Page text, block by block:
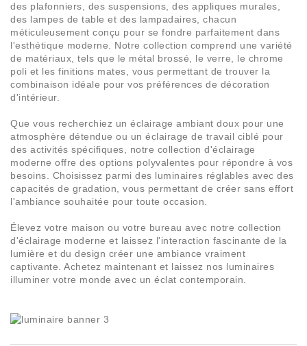
des plafonniers, des suspensions, des appliques murales,
des lampes de table et des lampadaires, chacun
méticuleusement conçu pour se fondre parfaitement dans
l'esthétique moderne. Notre collection comprend une variété
de matériaux, tels que le métal brossé, le verre, le chrome
poli et les finitions mates, vous permettant de trouver la
combinaison idéale pour vos préférences de décoration
d'intérieur.
Que vous recherchiez un éclairage ambiant doux pour une
atmosphère détendue ou un éclairage de travail ciblé pour
des activités spécifiques, notre collection d'éclairage
moderne offre des options polyvalentes pour répondre à vos
besoins. Choisissez parmi des luminaires réglables avec des
capacités de gradation, vous permettant de créer sans effort
l'ambiance souhaitée pour toute occasion.
Élevez votre maison ou votre bureau avec notre collection
d'éclairage moderne et laissez l'interaction fascinante de la
lumière et du design créer une ambiance vraiment
captivante. Achetez maintenant et laissez nos luminaires
illuminer votre monde avec un éclat contemporain.